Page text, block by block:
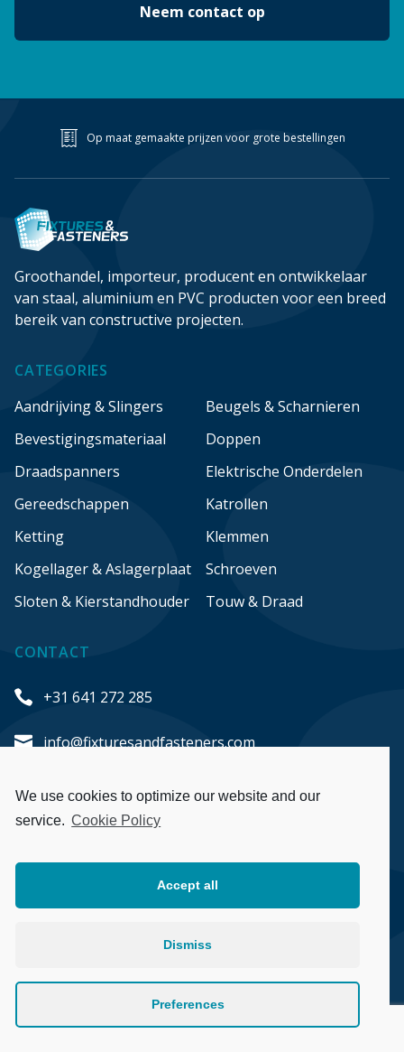
Neem contact op
Op maat gemaakte prijzen voor grote bestellingen
Groothandel, importeur, producent en ontwikkelaar
van staal, aluminium en PVC producten voor een breed
bereik van constructive projecten.
CATEGORIES
Aandrijving & Slingers
Beugels & Scharnieren
Bevestigingsmateriaal
Doppen
Draadspanners
Elektrische Onderdelen
Gereedschappen
Katrollen
Ketting
Klemmen
Kogellager & Aslagerplaat
Schroeven
Sloten & Kierstandhouder
Touw & Draad
CONTACT
+31 641 272 285
info@fixturesandfasteners.com
Honderdland 548
2676 LT Maasdijk
The Netherlands
Webshop doorStudio MVP
We use cookies to optimize our website and our
service. Cookie Policy
Accept all
Dismiss
Preferences